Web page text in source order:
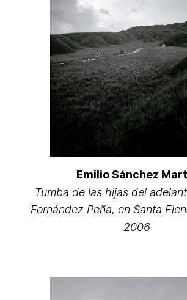
Emilio Sánchez
Tumba de las hijas del
Fernández Peña, en Santa
2006